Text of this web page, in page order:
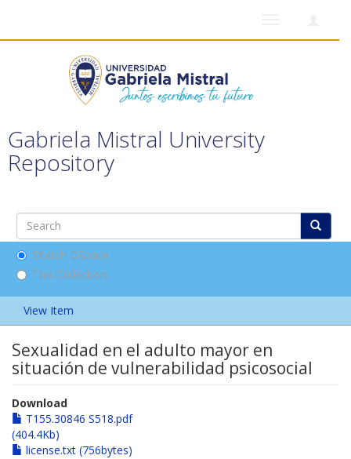
Gabriela Mistral University
Repository
Search DSpace
This Collection
View Item
Sexualidad en el adulto mayor en
situación de vulnerabilidad psicosocial
Download
T155.30846 S518.pdf
(404.4Kb)
license.txt (756bytes)